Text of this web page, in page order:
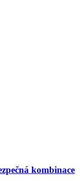
kombinace